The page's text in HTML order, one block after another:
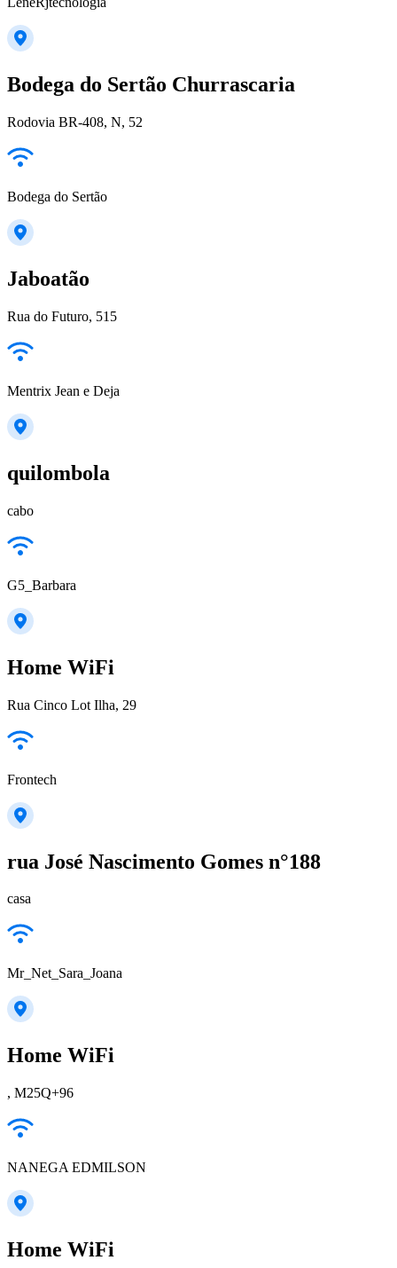
Bodega do Sertão Churrascaria
Rodovia BR-408, N, 52
Bodega do Sertão
Jaboatão
Rua do Futuro, 515
Mentrix Jean e Deja
quilombola
cabo
G5_Barbara
Home WiFi
Rua Cinco Lot Ilha, 29
Frontech
rua José Nascimento Gomes n°188
casa
Mr_Net_Sara_Joana
Home WiFi
, M25Q+96
NANEGA EDMILSON
Home WiFi